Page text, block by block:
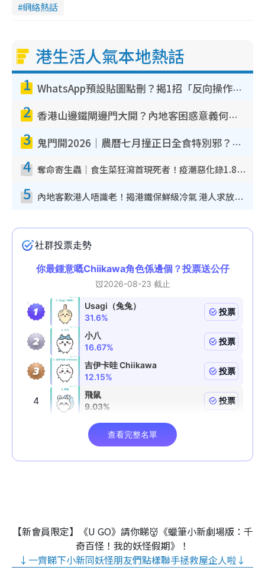
網絡熱話
港生活人氣本地熱話
1 WhatsApp預設貼圖點刪？揭1招「反向操作」還原簡潔介面 附3步實測教學
2 香港山邊鐵閘邊門大開？內地客困惑意義何在！網民神回覆：呢種叫法理性防禦
3 鬼門開2026｜農曆七月撞正日全食特別邪？專家警告切忌做一事！揭4大禁忌+2招保平安
4 奪命寄生蟲｜食生菜狂瀉首現死者！疫潮惡化錄1.8萬宗病例 揭洗菜3大謬誤
5 內地客歎港人唔識老！揭港鐵保鮮級冷氣 港人求放過：咪投訴
【新會員限定】《U GO》請你睇👹《蠟筆小新劇場版：千
奇百怪！我的妖怪假期》！
↓一齊睇下小新同妖怪朋友們點樣聯手拯救屋企人啦↓